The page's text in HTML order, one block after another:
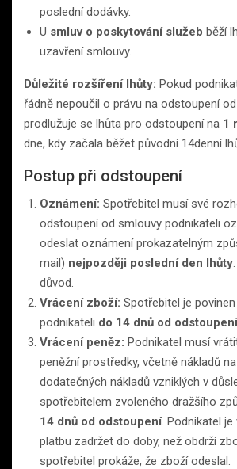
poslední dodávky.
U smluv o poskytování služeb běží
uzavření smlouvy.
Důležité rozšíření lhůty: Pokud
řádně nepoučil o právu na odstoupení
prodlužuje se lhůta pro odstoupení na 1
dne, kdy začala běžet původní 14denní
Postup při odstoupení
Oznámení: Spotřebitel musí své
odstoupení od smlouvy podnikateli
odeslat oznámení prokazatelným
mail) nejpozději poslední den lhůty
důvod.
Vrácení zboží: Spotřebitel je
podnikateli do 14 dnů od odstoupení
Vrácení peněz: Podnikatel musí
peněžní prostředky, včetně nákladů
dodatečných nákladů vzniklých v
spotřebitelem zvoleného dražšího
14 dnů od odstoupení. Podnikatel
platbu zadržet do doby, než obdrží
spotřebitel prokáže, že zboží odeslal.